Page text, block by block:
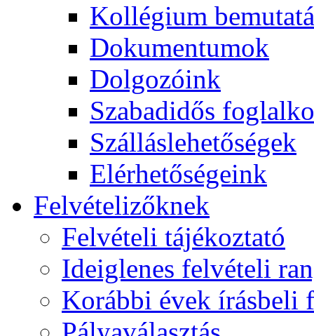
Kollégium
Dokumentumok
Dolgozóink
Szabadidős
Szálláslehetőségek
Elérhetőségeink
Felvételizőknek
Felvételi tájékoztató
Ideiglenes felvételi
Korábbi évek írásbeli